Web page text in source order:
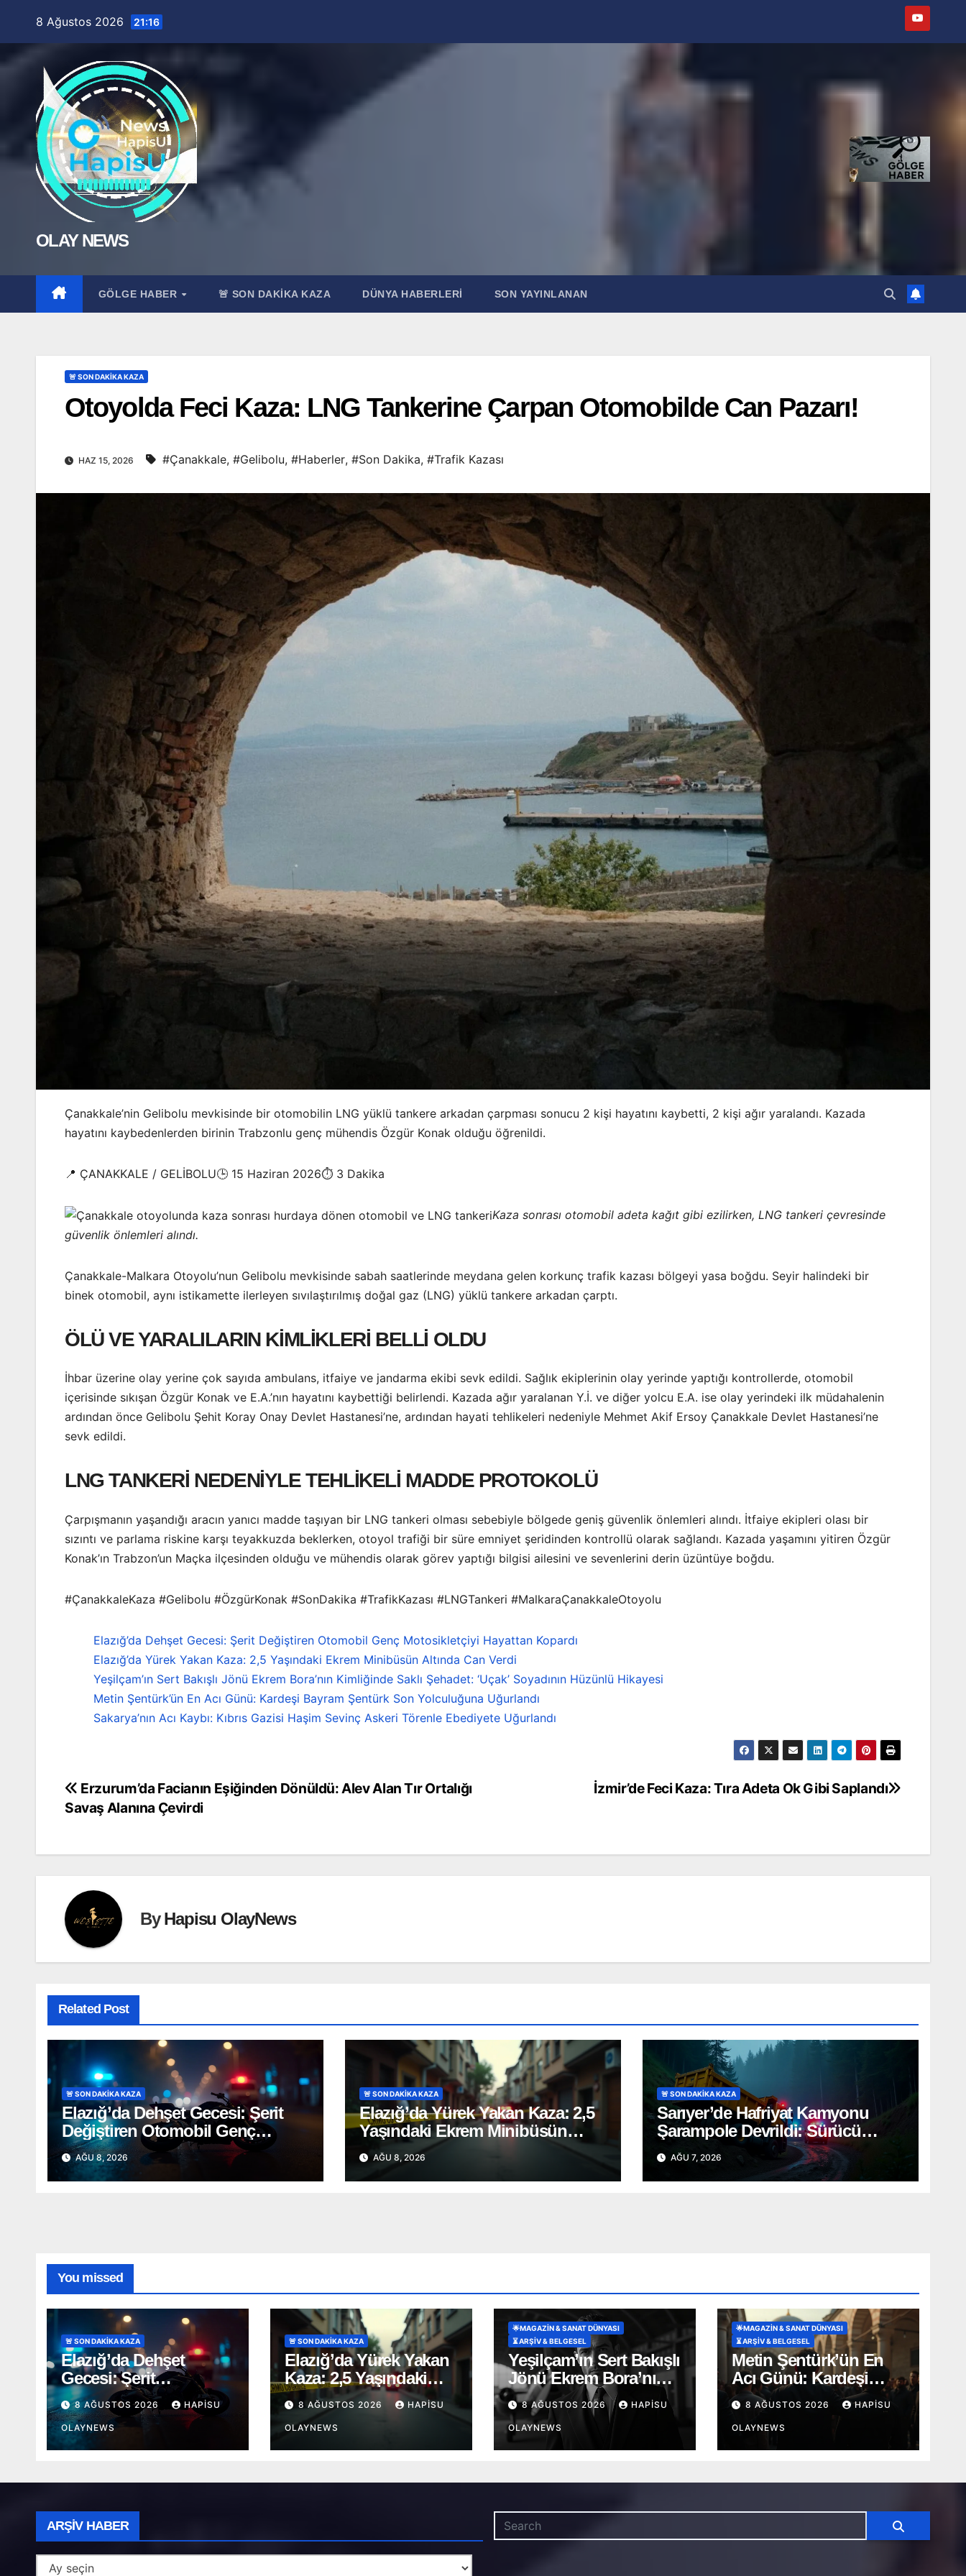
8 Ağustos 2026 21:16
OLAY NEWS
GÖLGE HABER 🚨 SON DAKİKA KAZA DÜNYA HABERLERI SON YAYINLANAN
🚨 SON DAKİKA KAZA
Otoyolda Feci Kaza: LNG Tankerine Çarpan Otomobilde Can Pazarı!
HAZ 15, 2026 #Çanakkale, #Gelibolu, #Haberler, #Son Dakika, #Trafik Kazası
Çanakkale’nin Gelibolu mevkisinde bir otomobilin LNG yüklü tankere arkadan çarpması sonucu 2 kişi hayatını kaybetti, 2 kişi ağır yaralandı. Kazada
hayatını kaybedenlerden birinin Trabzonlu genç mühendis Özgür Konak olduğu öğrenildi.
📍 ÇANAKKALE / GELİBOLU🕒 15 Haziran 2026⏱️ 3 Dakika
Kaza sonrası otomobil adeta kağıt gibi ezilirken, LNG tankeri çevresinde
güvenlik önlemleri alındı.
Çanakkale-Malkara Otoyolu’nun Gelibolu mevkisinde sabah saatlerinde meydana gelen korkunç trafik kazası bölgeyi yasa boğdu. Seyir halindeki bir
binek otomobil, aynı istikamette ilerleyen sıvılaştırılmış doğal gaz (LNG) yüklü tankere arkadan çarptı.
ÖLÜ VE YARALILARIN KİMLİKLERİ BELLİ OLDU
İhbar üzerine olay yerine çok sayıda ambulans, itfaiye ve jandarma ekibi sevk edildi. Sağlık ekiplerinin olay yerinde yaptığı kontrollerde, otomobil
içerisinde sıkışan Özgür Konak ve E.A.’nın hayatını kaybettiği belirlendi. Kazada ağır yaralanan Y.İ. ve diğer yolcu E.A. ise olay yerindeki ilk müdahalenin
ardından önce Gelibolu Şehit Koray Onay Devlet Hastanesi’ne, ardından hayati tehlikeleri nedeniyle Mehmet Akif Ersoy Çanakkale Devlet Hastanesi’ne
sevk edildi.
LNG TANKERİ NEDENİYLE TEHLİKELİ MADDE PROTOKOLÜ
Çarpışmanın yaşandığı aracın yanıcı madde taşıyan bir LNG tankeri olması sebebiyle bölgede geniş güvenlik önlemleri alındı. İtfaiye ekipleri olası bir
sızıntı ve parlama riskine karşı teyakkuzda beklerken, otoyol trafiği bir süre emniyet şeridinden kontrollü olarak sağlandı. Kazada yaşamını yitiren Özgür
Konak’ın Trabzon’un Maçka ilçesinden olduğu ve mühendis olarak görev yaptığı bilgisi ailesini ve sevenlerini derin üzüntüye boğdu.
#ÇanakkaleKaza #Gelibolu #ÖzgürKonak #SonDakika #TrafikKazası #LNGTankeri #MalkaraÇanakkaleOtoyolu
Elazığ’da Dehşet Gecesi: Şerit Değiştiren Otomobil Genç Motosikletçiyi Hayattan Kopardı
Elazığ’da Yürek Yakan Kaza: 2,5 Yaşındaki Ekrem Minibüsün Altında Can Verdi
Yeşilçam’ın Sert Bakışlı Jönü Ekrem Bora’nın Kimliğinde Saklı Şehadet: ‘Uçak’ Soyadının Hüzünlü Hikayesi
Metin Şentürk’ün En Acı Günü: Kardeşi Bayram Şentürk Son Yolculuğuna Uğurlandı
Sakarya’nın Acı Kaybı: Kıbrıs Gazisi Haşim Sevinç Askeri Törenle Ebediyete Uğurlandı
Yazı
gezinmesi
İzmir’de Feci Kaza: Tıra Adeta Ok Gibi Saplandı
Erzurum’da Facianın Eşiğinden Dönüldü: Alev Alan Tır Ortalığı
Savaş Alanına Çevirdi
ByHapisu OlayNews
Related Post
🚨 SON DAKİKA KAZA
Elazığ’da Dehşet Gecesi: Şerit
Değiştiren Otomobil Genç
Motosikletçiyi Hayattan Kopardı
AĞU 8, 2026
🚨 SON DAKİKA KAZA
Elazığ’da Yürek Yakan Kaza: 2,5
Yaşındaki Ekrem Minibüsün
Altında Can Verdi
AĞU 8, 2026
🚨 SON DAKİKA KAZA
Sarıyer’de Hafriyat Kamyonu
Şarampole Devrildi: Sürücü
Güçlükle Kurtarıldı
AĞU 7, 2026
You missed
🚨 SON DAKİKA KAZA
Elazığ’da Dehşet
Gecesi: Şerit
Değiştiren Otomobil
Genç Motosikletçiyi
Hayattan Kopardı
8 AĞUSTOS 2026 HAPISU
OLAYNEWS
🚨 SON DAKİKA KAZA
Elazığ’da Yürek Yakan
Kaza: 2,5 Yaşındaki
Ekrem Minibüsün
Altında Can Verdi
8 AĞUSTOS 2026 HAPISU
OLAYNEWS
🌟MAGAZIN & SANAT DÜNYASI
⏳ ARŞİV & BELGESEL
Yeşilçam’ın Sert Bakışlı
Jönü Ekrem Bora’nın
Kimliğinde Saklı
Şehadet: ‘Uçak’
Soyadının Hüzünlü
Hikayesi
8 AĞUSTOS 2026 HAPISU
OLAYNEWS
🌟MAGAZIN & SANAT DÜNYASI
⏳ ARŞİV & BELGESEL
Metin Şentürk’ün En
Acı Günü: Kardeşi
Bayram Şentürk Son
Yolculuğuna Uğurlandı
8 AĞUSTOS 2026 HAPISU
OLAYNEWS
ARŞIV HABER
Haber